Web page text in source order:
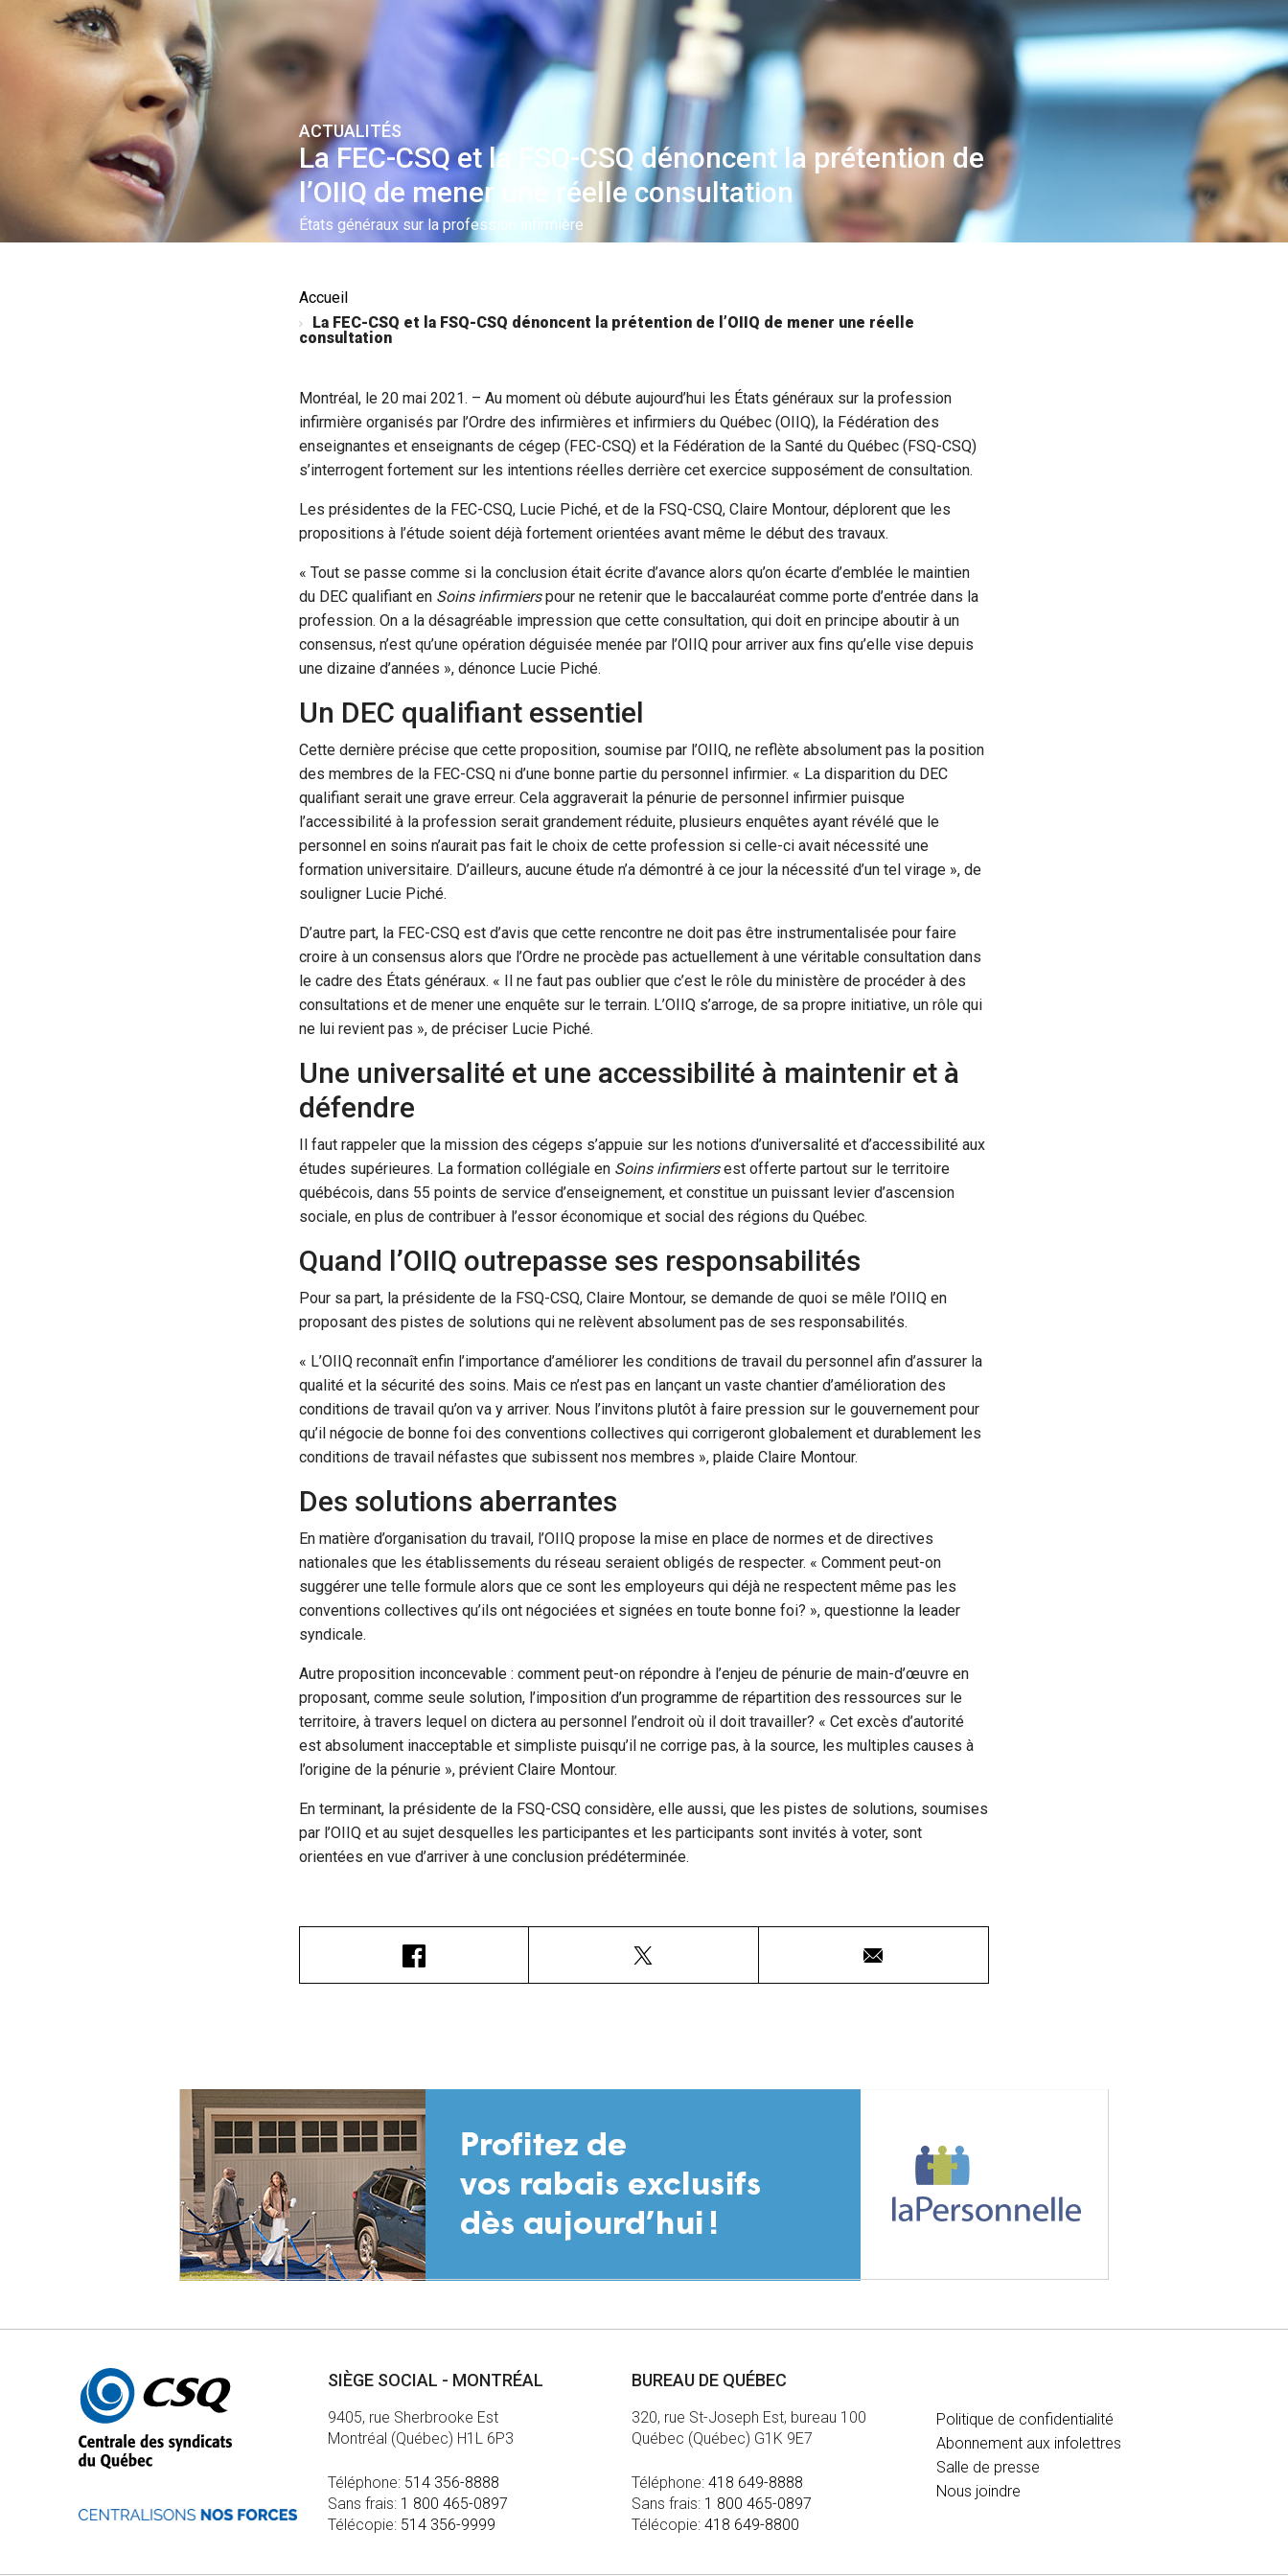
ACTUALITÉS
La FEC-CSQ et la FSQ-CSQ dénoncent la prétention de
l’OIIQ de mener une réelle consultation
États généraux sur la profession infirmière
Accueil
La FEC-CSQ et la FSQ-CSQ dénoncent la prétention de l’OIIQ de mener une réelle
consultation
Montréal, le 20 mai 2021. – Au moment où débute aujourd’hui les États généraux sur la profession
infirmière organisés par l’Ordre des infirmières et infirmiers du Québec (OIIQ), la Fédération des
enseignantes et enseignants de cégep (FEC-CSQ) et la Fédération de la Santé du Québec (FSQ-CSQ)
s’interrogent fortement sur les intentions réelles derrière cet exercice supposément de consultation.
Les présidentes de la FEC-CSQ, Lucie Piché, et de la FSQ-CSQ, Claire Montour, déplorent que les
propositions à l’étude soient déjà fortement orientées avant même le début des travaux.
« Tout se passe comme si la conclusion était écrite d’avance alors qu’on écarte d’emblée le maintien
du DEC qualifiant en Soins infirmierspour ne retenir que le baccalauréat comme porte d’entrée dans la
profession. On a la désagréable impression que cette consultation, qui doit en principe aboutir à un
consensus, n’est qu’une opération déguisée menée par l’OIIQ pour arriver aux fins qu’elle vise depuis
une dizaine d’années », dénonce Lucie Piché.
Un DEC qualifiant essentiel
Cette dernière précise que cette proposition, soumise par l’OIIQ, ne reflète absolument pas la position
des membres de la FEC-CSQ ni d’une bonne partie du personnel infirmier. « La disparition du DEC
qualifiant serait une grave erreur. Cela aggraverait la pénurie de personnel infirmier puisque
l’accessibilité à la profession serait grandement réduite, plusieurs enquêtes ayant révélé que le
personnel en soins n’aurait pas fait le choix de cette profession si celle-ci avait nécessité une
formation universitaire. D’ailleurs, aucune étude n’a démontré à ce jour la nécessité d’un tel virage », de
souligner Lucie Piché.
D’autre part, la FEC-CSQ est d’avis que cette rencontre ne doit pas être instrumentalisée pour faire
croire à un consensus alors que l’Ordre ne procède pas actuellement à une véritable consultation dans
le cadre des États généraux. « Il ne faut pas oublier que c’est le rôle du ministère de procéder à des
consultations et de mener une enquête sur le terrain. L’OIIQ s’arroge, de sa propre initiative, un rôle qui
ne lui revient pas », de préciser Lucie Piché.
Une universalité et une accessibilité à maintenir et à
défendre
Il faut rappeler que la mission des cégeps s’appuie sur les notions d’universalité et d’accessibilité aux
études supérieures. La formation collégiale en Soins infirmiersest offerte partout sur le territoire
québécois, dans 55 points de service d’enseignement, et constitue un puissant levier d’ascension
sociale, en plus de contribuer à l’essor économique et social des régions du Québec.
Quand l’OIIQ outrepasse ses responsabilités
Pour sa part, la présidente de la FSQ-CSQ, Claire Montour, se demande de quoi se mêle l’OIIQ en
proposant des pistes de solutions qui ne relèvent absolument pas de ses responsabilités.
« L’OIIQ reconnaît enfin l’importance d’améliorer les conditions de travail du personnel afin d’assurer la
qualité et la sécurité des soins. Mais ce n’est pas en lançant un vaste chantier d’amélioration des
conditions de travail qu’on va y arriver. Nous l’invitons plutôt à faire pression sur le gouvernement pour
qu’il négocie de bonne foi des conventions collectives qui corrigeront globalement et durablement les
conditions de travail néfastes que subissent nos membres », plaide Claire Montour.
Des solutions aberrantes
En matière d’organisation du travail, l’OIIQ propose la mise en place de normes et de directives
nationales que les établissements du réseau seraient obligés de respecter. « Comment peut-on
suggérer une telle formule alors que ce sont les employeurs qui déjà ne respectent même pas les
conventions collectives qu’ils ont négociées et signées en toute bonne foi? », questionne la leader
syndicale.
Autre proposition inconcevable : comment peut-on répondre à l’enjeu de pénurie de main-d’œuvre en
proposant, comme seule solution, l’imposition d’un programme de répartition des ressources sur le
territoire, à travers lequel on dictera au personnel l’endroit où il doit travailler? « Cet excès d’autorité
est absolument inacceptable et simpliste puisqu’il ne corrige pas, à la source, les multiples causes à
l’origine de la pénurie », prévient Claire Montour.
En terminant, la présidente de la FSQ-CSQ considère, elle aussi, que les pistes de solutions, soumises
par l’OIIQ et au sujet desquelles les participantes et les participants sont invités à voter, sont
orientées en vue d’arriver à une conclusion prédéterminée.
Autres
informations
SIÈGE SOCIAL - MONTRÉAL
9405, rue Sherbrooke Est
Montréal (Québec) H1L 6P3
Téléphone: 514 356-8888
Sans frais: 1 800 465-0897
Télécopie: 514 356-9999
BUREAU DE QUÉBEC
320, rue St-Joseph Est, bureau 100
Québec (Québec) G1K 9E7
Téléphone:418 649-8888
Sans frais: 1 800 465-0897
Télécopie:418 649-8800
Politique de confidentialité
Abonnement aux infolettres
Salle de presse
Nous joindre